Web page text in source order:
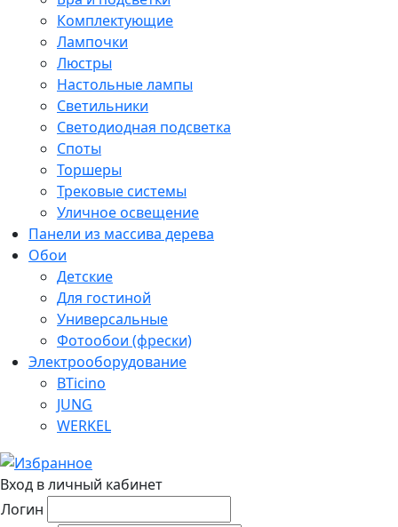
Комплектующие
Лампочки
Люстры
Настольные лампы
Светильники
Светодиодная подсветка
Споты
Торшеры
Трековые системы
Уличное освещение
Панели из массива дерева
Обои
Детские
Для гостиной
Универсальные
Фотообои (фрески)
Электрооборудование
BTicino
JUNG
WERKEL
Вход в личный кабинет
Логин